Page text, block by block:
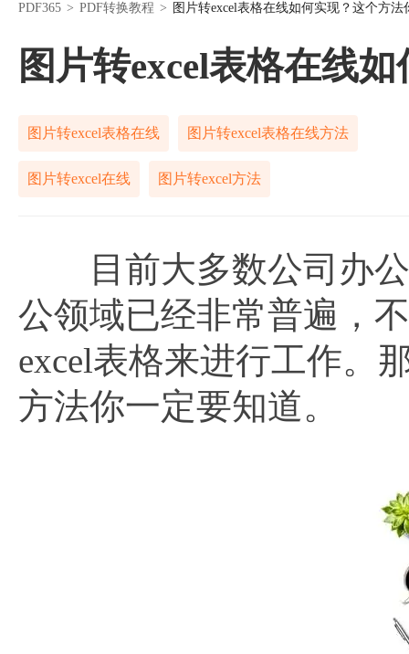
PDF365 > PDF转换教程 > 图片转excel表格在线如何实现？这个方法
图片转excel表格在线
图片转excel表格在线 图片转excel表格在线方法
图片转excel在线 图片转excel方法
目前大多数公司办公
公领域已经非常普遍，
excel表格来进行工作。
方法你一定要知道。